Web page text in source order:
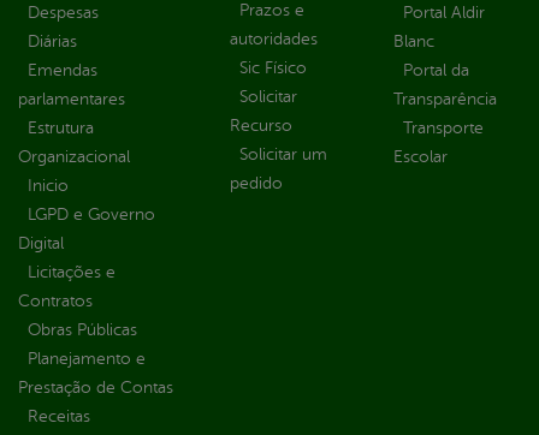
Despesas
Diárias
Emendas
parlamentares
Estrutura
Organizacional
Inicio
LGPD e Governo
Digital
Licitações e
Contratos
Obras Públicas
Planejamento e
Prestação de Contas
Receitas
Prazos e
autoridades
Sic Físico
Solicitar
Recurso
Solicitar um
pedido
Portal Aldir
Blanc
Portal da
Transparência
Transporte
Escolar